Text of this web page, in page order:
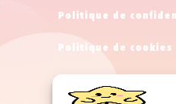
Politique de
Politique de cookies